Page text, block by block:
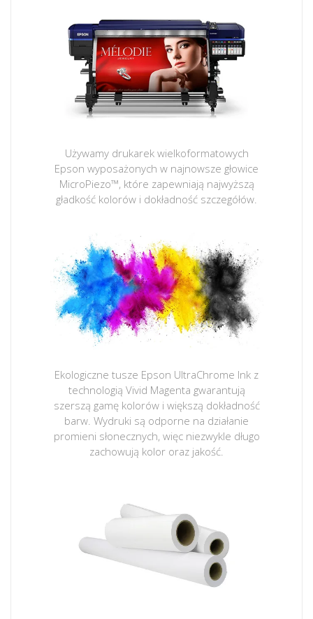
Używamy drukarek wielkoformatowych
Epson wyposażonych w najnowsze głowice
MicroPiezo™, które zapewniają najwyższą
gładkość kolorów i dokładność szczegółów.
Ekologiczne tusze Epson UltraChrome Ink z
technologią Vivid Magenta gwarantują
szerszą gamę kolorów i większą dokładność
barw. Wydruki są odporne na działanie
promieni słonecznych, więc niezwykle długo
zachowują kolor oraz jakość.